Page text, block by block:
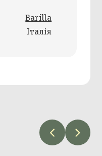
Barilla
Італія